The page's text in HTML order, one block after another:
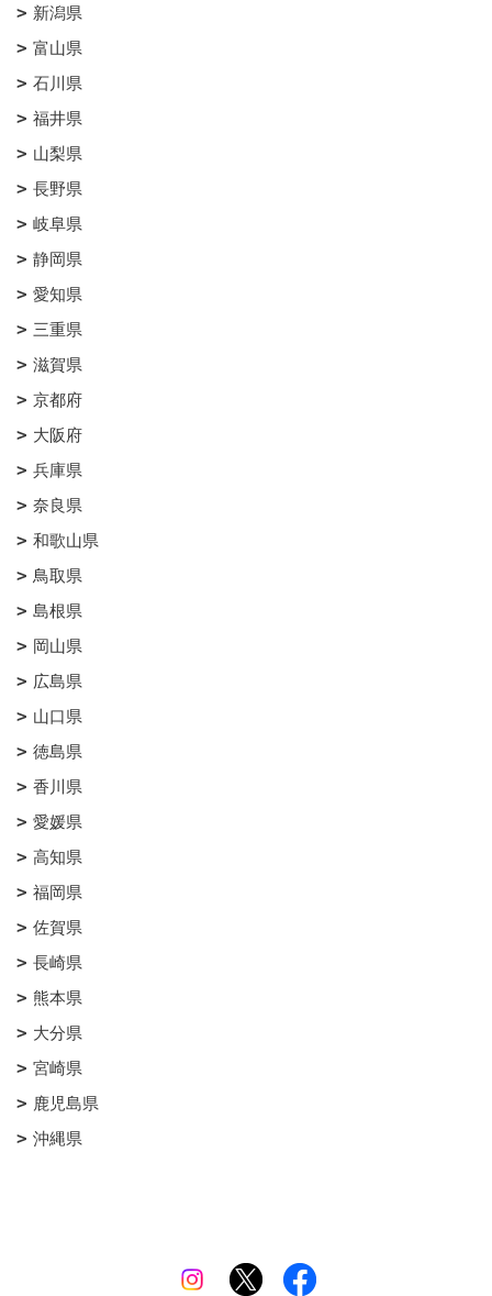
新潟県
富山県
石川県
福井県
山梨県
長野県
岐阜県
静岡県
愛知県
三重県
滋賀県
京都府
大阪府
兵庫県
奈良県
和歌山県
鳥取県
島根県
岡山県
広島県
山口県
徳島県
香川県
愛媛県
高知県
福岡県
佐賀県
長崎県
熊本県
大分県
宮崎県
鹿児島県
沖縄県